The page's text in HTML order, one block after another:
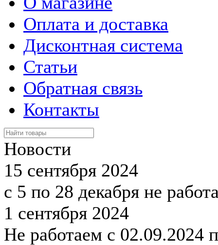
Оплата и доставка
Дисконтная система
Статьи
Обратная связь
Контакты
Новости
15 сентября 2024
с 5 по 28 декабря не
1 сентября 2024
Не работаем с 02.09.2024